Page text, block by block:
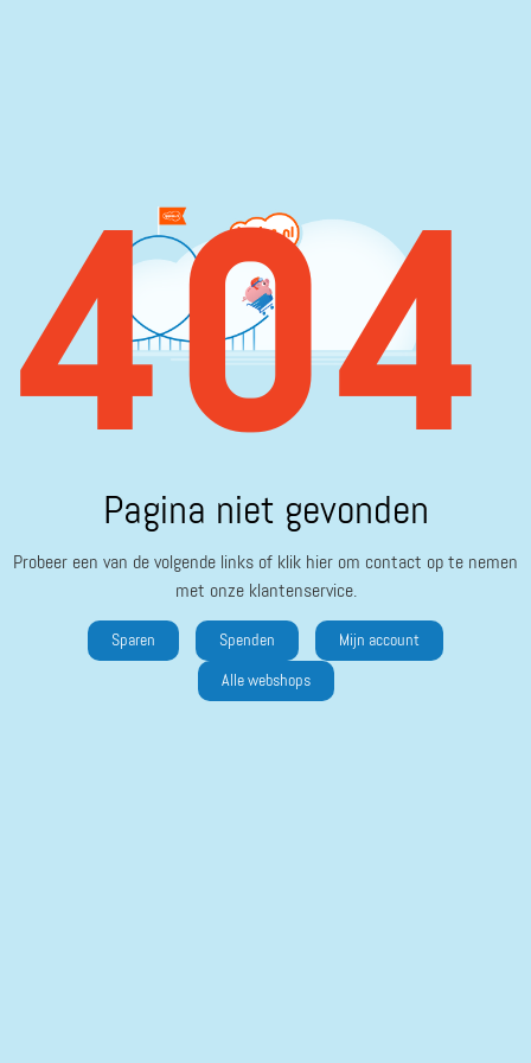
404
Pagina niet gevonden
Probeer een van de volgende links of klik hier om contact op te nemen
met onze klantenservice.
Sparen Spenden Mijn account
Alle webshops